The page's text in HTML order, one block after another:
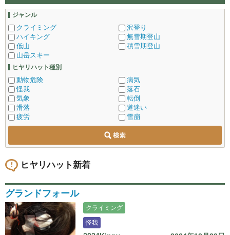
ジャンル
クライミング
ハイキング
低山
山岳スキー
沢登り
無雪期登山
積雪期登山
ヒヤリハット種別
動物危険
怪我
気象
滑落
疲労
病気
落石
転倒
道迷い
雪崩
ヒヤリハット新着
グランドフォール
クライミング
怪我